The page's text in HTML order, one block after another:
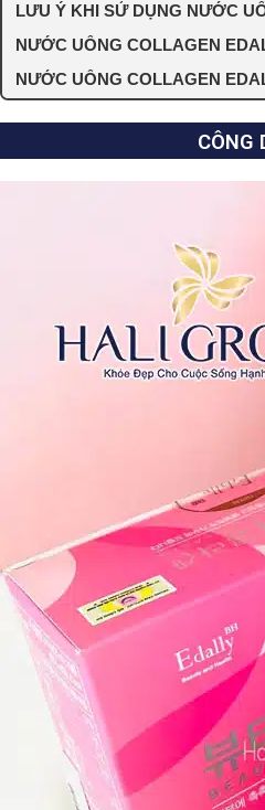
LƯU Ý KHI SỬ DỤNG NƯỚC
NƯỚC UỐNG COLLAGEN
NƯỚC UỐNG COLLAGEN
CÔNG